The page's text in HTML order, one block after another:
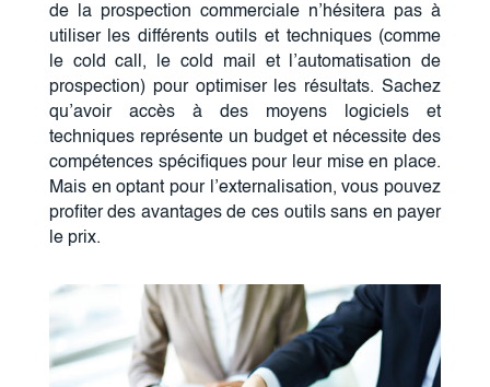
de la prospection commerciale n’hésitera pas à
utiliser les différents outils et techniques (comme
le cold call, le cold mail et l’automatisation de
prospection) pour optimiser les résultats. Sachez
qu’avoir accès à des moyens logiciels et
techniques représente un budget et nécessite des
compétences spécifiques pour leur mise en place.
Mais en optant pour l’externalisation, vous pouvez
profiter des avantages de ces outils sans en payer
le prix.